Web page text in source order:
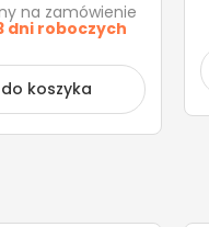
na zamówienie
dni roboczych
koszyka